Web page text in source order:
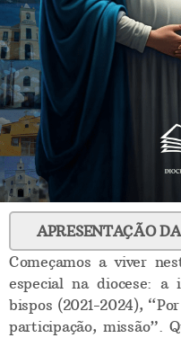
APRESENTAÇÃO
Começamos a viver
especial na diocese: a
bispos (2021-2024),
participação, missão”.